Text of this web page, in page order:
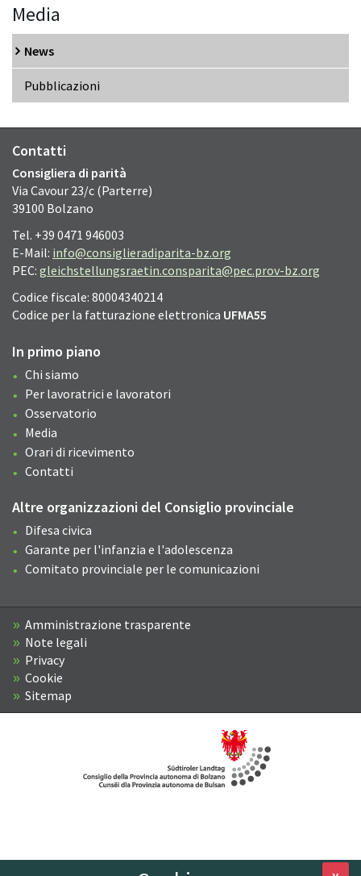
Media
News
Pubblicazioni
Contatti
Consigliera di parità
Via Cavour 23/c (Parterre)
39100 Bolzano
Tel. +39 0471 946003
E-Mail: info@consiglieradiparita-bz.org
PEC: gleichstellungsraetin.consparita@pec.prov-bz.org
Codice fiscale: 80004340214
Codice per la fatturazione elettronica UFMA55
In primo piano
Chi siamo
Per lavoratrici e lavoratori
Osservatorio
Media
Orari di ricevimento
Contatti
Altre organizzazioni del Consiglio provinciale
Difesa civica
Garante per l'infanzia e l'adolescenza
Comitato provinciale per le comunicazioni
Amministrazione trasparente
Note legali
Privacy
Cookie
Sitemap